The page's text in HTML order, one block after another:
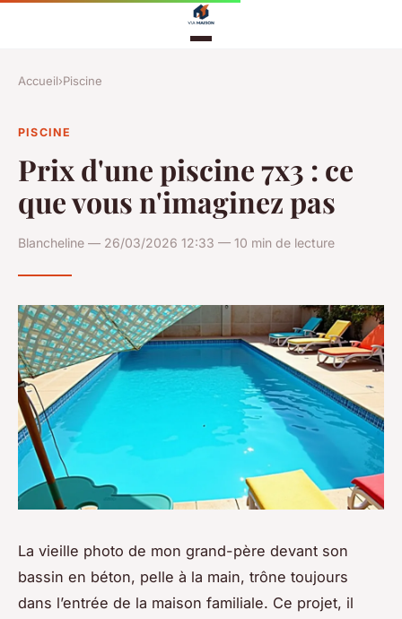
Accueil›Piscine
PISCINE
Prix d'une piscine 7x3 : ce
que vous n'imaginez pas
Blancheline — 26/03/2026 12:33 — 10 min de lecture
La vieille photo de mon grand-père devant son
bassin en béton, pelle à la main, trône toujours
dans l’entrée de la maison familiale. Ce projet, il